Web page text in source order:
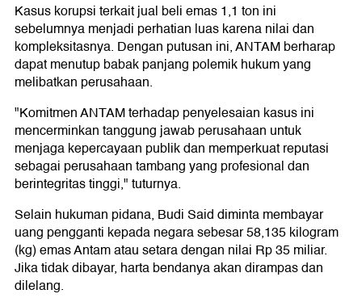
Kasus korupsi terkait jual beli emas 1,1 ton ini
sebelumnya menjadi perhatian luas karena nilai dan
kompleksitasnya. Dengan putusan ini, ANTAM berharap
dapat menutup babak panjang polemik hukum yang
melibatkan perusahaan.
"Komitmen ANTAM terhadap penyelesaian kasus ini
mencerminkan tanggung jawab perusahaan untuk
menjaga kepercayaan publik dan memperkuat reputasi
sebagai perusahaan tambang yang profesional dan
berintegritas tinggi," tuturnya.
Selain hukuman pidana, Budi Said diminta membayar
uang pengganti kepada negara sebesar 58,135 kilogram
(kg) emas Antam atau setara dengan nilai Rp 35 miliar.
Jika tidak dibayar, harta bendanya akan dirampas dan
dilelang.